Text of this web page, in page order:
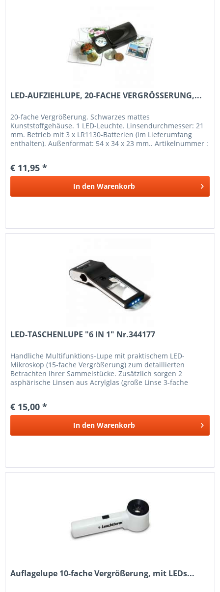
LED-AUFZIEHLUPE, 20-FACHE VERGRÖSSERUNG,...
20-fache Vergrößerung. Schwarzes mattes
Kunststoffgehäuse. 1 LED-Leuchte. Linsendurchmesser: 21
mm. Betrieb mit 3 x LR1130-Batterien (im Lieferumfang
enthalten). Außenformat: 54 x 34 x 23 mm.. Artikelnummer :
€ 11,95 *
In den Warenkorb
LED-TASCHENLUPE "6 IN 1" Nr.344177
Handliche Multifunktions-Lupe mit praktischem LED-
Mikroskop (15-fache Vergrößerung) zum detaillierten
Betrachten Ihrer Sammelstücke. Zusätzlich sorgen 2
asphärische Linsen aus Acrylglas (große Linse 3-fache
€ 15,00 *
In den Warenkorb
Auflagelupe 10-fache Vergrößerung, mit LEDs...